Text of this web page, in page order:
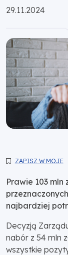
Opublikowano:
29.11.2024
ZAPISZ W MOJE
Prawie 103 mln
najbardziej
Decyzją
nabór z 54 mln
wszystkie